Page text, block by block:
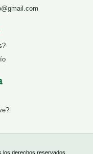
los derechos reservados